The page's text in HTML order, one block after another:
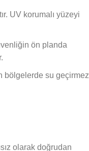
UV korumalı yüzeyi
ön planda
bölgelerde su geçirmez
olarak doğrudan